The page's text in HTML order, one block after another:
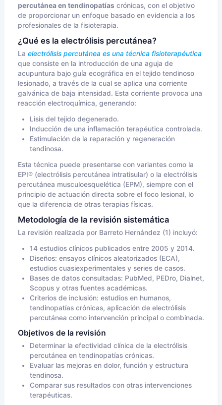
percutánea en tendinopatías crónicas, con el objetivo
de proporcionar un enfoque basado en evidencia a los
profesionales de la fisioterapia.
¿Qué es la electrólisis percutánea?
La electrólisis percutánea es una técnica fisioterapéutica
que consiste en la introducción de una aguja de
acupuntura bajo guía ecográfica en el tejido tendinoso
lesionado, a través de la cual se aplica una corriente
galvánica de baja intensidad. Esta corriente provoca una
reacción electroquímica, generando:
Lisis del tejido degenerado.
Inducción de una inflamación terapéutica controlada.
Estimulación de la reparación y regeneración
tendinosa.
Esta técnica puede presentarse con variantes como la
EPI® (electrólisis percutánea intratisular) o la electrólisis
percutánea musculoesquelética (EPM), siempre con el
principio de actuación directa sobre el foco lesional, lo
que la diferencia de otras terapias físicas.
Metodología de la revisión sistemática
La revisión realizada por Barreto Hernández (1) incluyó:
14 estudios clínicos publicados entre 2005 y 2014.
Diseños: ensayos clínicos aleatorizados (ECA),
estudios cuasiexperimentales y series de casos.
Bases de datos consultadas: PubMed, PEDro, Dialnet,
Scopus y otras fuentes académicas.
Criterios de inclusión: estudios en humanos,
tendinopatías crónicas, aplicación de electrólisis
percutánea como intervención principal o combinada.
Objetivos de la revisión
Determinar la efectividad clínica de la electrólisis
percutánea en tendinopatías crónicas.
Evaluar las mejoras en dolor, función y estructura
tendinosa.
Comparar sus resultados con otras intervenciones
terapéuticas.